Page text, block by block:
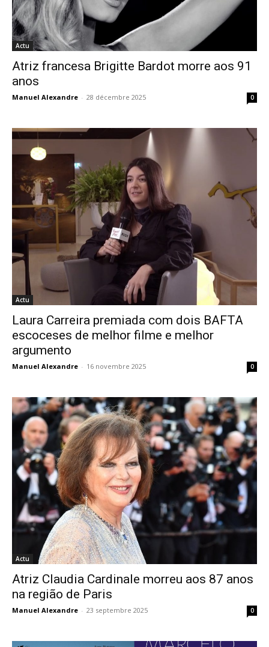
Actu
Atriz francesa Brigitte Bardot morre aos 91
anos
Manuel Alexandre - 28 décembre 2025 0
Actu
Laura Carreira premiada com dois BAFTA
escoceses de melhor filme e melhor
argumento
Manuel Alexandre - 16 novembre 2025 0
Actu
Atriz Claudia Cardinale morreu aos 87 anos
na região de Paris
Manuel Alexandre - 23 septembre 2025 0